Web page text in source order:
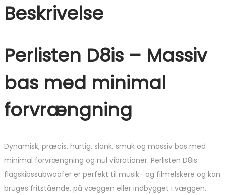
Beskrivelse
Perlisten D8is – Massiv
bas med minimal
forvrængning
Dynamisk, præcis, hurtig, slank, smuk og massiv bas med
minimal forvrængning og nul vibrationer. Perlisten D8is
flagskibssubwoofer er perfekt til musik- og filmelskere og kan
bruges fritstående, på væggen eller indbygget i væggen.